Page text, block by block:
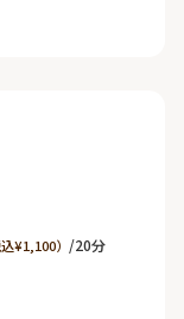
込¥1,100） /20分